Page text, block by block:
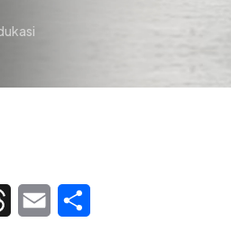
ThreadsEmail